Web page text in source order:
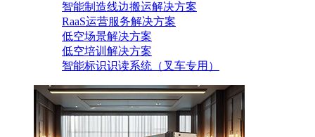
智能制造线边搬运解决方案
RaaS运营服务解决方案
低空场景解决方案
低空培训解决方案
智能标识识读系统（叉车专用）